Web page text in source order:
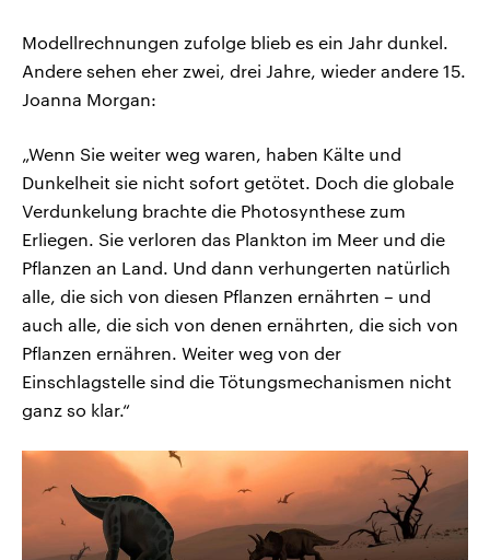
Modellrechnungen zufolge blieb es ein Jahr dunkel.
Andere sehen eher zwei, drei Jahre, wieder andere 15.
Joanna Morgan:
„Wenn Sie weiter weg waren, haben Kälte und
Dunkelheit sie nicht sofort getötet. Doch die globale
Verdunkelung brachte die Photosynthese zum
Erliegen. Sie verloren das Plankton im Meer und die
Pflanzen an Land. Und dann verhungerten natürlich
alle, die sich von diesen Pflanzen ernährten – und
auch alle, die sich von denen ernährten, die sich von
Pflanzen ernähren. Weiter weg von der
Einschlagstelle sind die Tötungsmechanismen nicht
ganz so klar.“